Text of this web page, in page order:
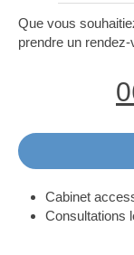
Que vous
prendre un
Cabinet
Consultations